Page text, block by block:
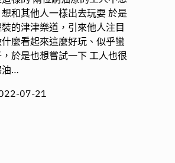
和其他人一樣出去玩耍 於是
的津津樂道，引來他人注目
麼看起來這麼好玩、似乎蠻
於是也想嘗試一下 工人也很
油…
07-21